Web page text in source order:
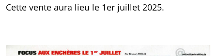
Cette vente aura lieu le 1er juillet 2025.